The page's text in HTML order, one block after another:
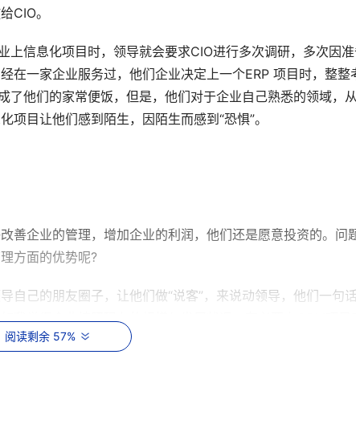
CIO。
上信息化项目时，领导就会要求CIO进行多次调研，多次因
在一家企业服务过，他们企业决定上一个ERP 项目时，整整
了他们的家常便饭，但是，他们对于企业自己熟悉的领域，
目让他们感到陌生，因陌生而感到“恐惧”。
善企业的管理，增加企业的利润，他们还是愿意投资的。问
方面的优势呢?
己的朋友圈子，让他们做“说客”，来说动领导，他们一句话
我觉得企业按照现在的规模与发展状况，有必要上CRM项目
项目，并且使用的效果，我会找一家使用效果比较好的客户
阅读剩余 57%